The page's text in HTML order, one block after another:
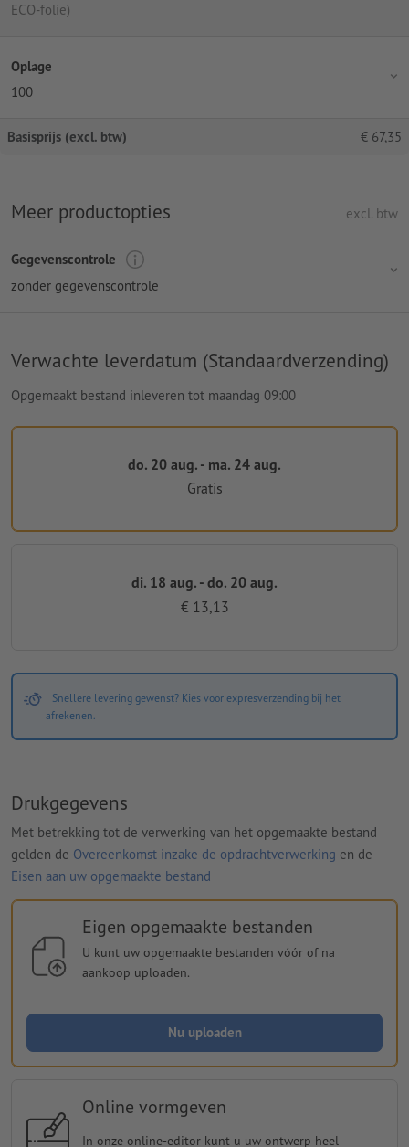
ECO-folie)
Oplage
100
Basisprijs (excl. btw) € 67,35
Meer productopties excl. btw
Gegevenscontrole
zonder gegevenscontrole
Verwachte leverdatum (Standaardverzending)
Opgemaakt bestand inleveren tot maandag 09:00
do. 20 aug. - ma. 24 aug.
Gratis
di. 18 aug. - do. 20 aug.
€ 13,13
Snellere levering gewenst? Kies voor expresverzending bij het
afrekenen.
Drukgegevens
Met betrekking tot de verwerking van het opgemaakte bestand
gelden de Overeenkomst inzake de opdrachtverwerking en de
Eisen aan uw opgemaakte bestand
Eigen opgemaakte bestanden
U kunt uw opgemaakte bestanden vóór of na
aankoop uploaden.
Nu uploaden
Online vormgeven
In onze online-editor kunt u uw ontwerp heel